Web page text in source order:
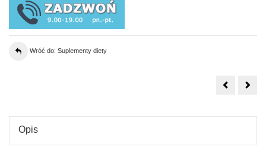
Wróć do: Suplementy diety
Glutation
Opis